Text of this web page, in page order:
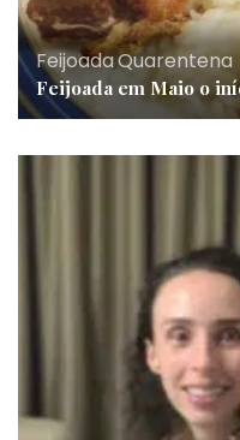
Feijoada,Quarentena
Feijoada em Maio o